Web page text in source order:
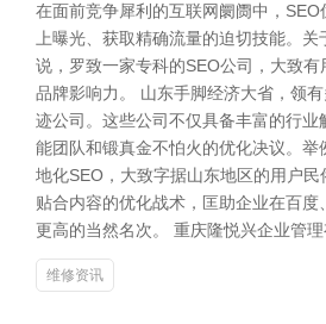
在面前竞争犀利的互联网阛阓中，
上曝光、获取精确流量的迫切技能。
说，罗致一家专科的SEO公司，大致
品牌影响力。 山东手脚经济大省，领
迹公司。这些公司不仅具备丰富的行业
能团队和锻真金不怕火的优化决议。举
地化SEO，大致字据山东地区的用户
贴合内容的优化战术，匡助企业在百
更高的当然名次。 重庆隆悦兴企业管
维修资讯